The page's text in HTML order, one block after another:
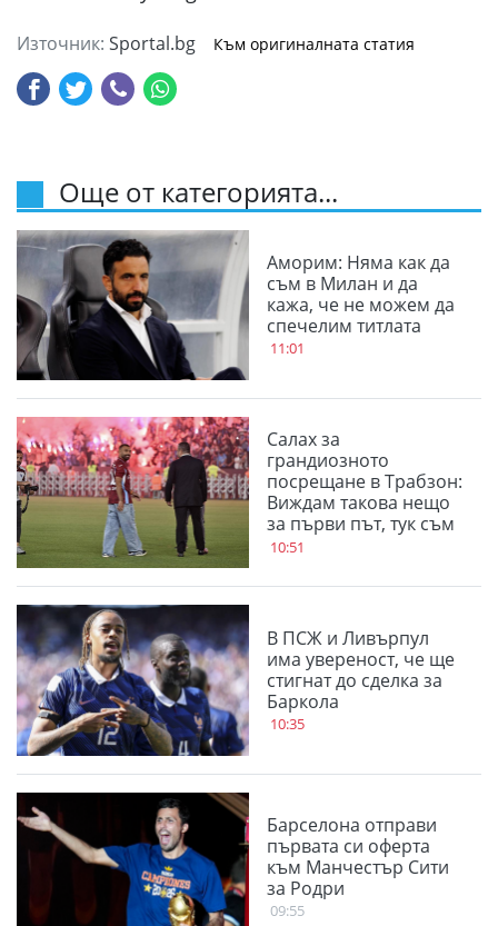
Източник: Sportal.bg Към оригиналната статия
Още от категорията...
Аморим: Няма как да
съм в Милан и да
кажа, че не можем да
спечелим титлата
11:01
Салах за
грандиозното
посрещане в Трабзон:
Виждам такова нещо
за първи път, тук съм
за трофеи
10:51
В ПСЖ и Ливърпул
има увереност, че ще
стигнат до сделка за
Баркола
10:35
Барселона отправи
първата си оферта
към Манчестър Сити
за Родри
09:55